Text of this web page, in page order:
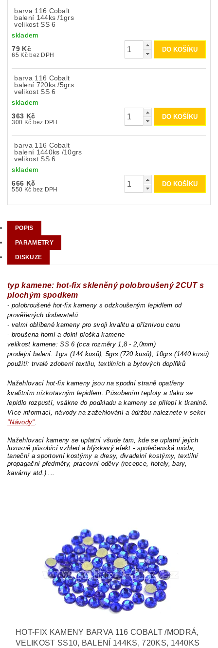
barva 116 Cobalt
balení 144ks /1grs
velikost SS 6
skladem
79 Kč
65 Kč bez DPH
barva 116 Cobalt
balení 720ks /5grs
velikost SS 6
skladem
363 Kč
300 Kč bez DPH
barva 116 Cobalt
balení 1440ks /10grs
velikost SS 6
skladem
666 Kč
550 Kč bez DPH
POPIS
PARAMETRY
DISKUZE
typ kamene: hot-fix skleněný polobroušený 2CUT s
plochým spodkem
- polobroušené hot-fix kameny s odzkoušeným lepidlem od
prověřených dodavatelů
- velmi oblíbené kameny pro svoji kvalitu a příznivou cenu
- broušena horní a dolní ploška kamene
velikost kamene: SS 6 (cca rozměry 1,8 - 2,0mm)
prodejní balení: 1grs (144 kusů), 5grs (720 kusů), 10grs (1440 kusů)
použití: trvalé zdobení textilu, textilních a bytových doplňků
Nažehlovací hot-fix kameny jsou na spodní straně opatřeny
kvalitním nízkotavným lepidlem. Působením teploty a tlaku se
lepidlo rozpustí, vsákne do podkladu a kameny se přilepí k tkanině.
Více informací, návody na zažehlování a údržbu naleznete v sekci
"Návody".
Nažehlovací kameny se uplatní všude tam, kde se uplatní jejich
luxusně působící vzhled a blýskavý efekt - společenská móda,
taneční a sportovní kostýmy a dresy, divadelní kostýmy, textilní
propagační předměty, pracovní oděvy (recepce, hotely, bary,
kavárny atd.) ...
HOT-FIX KAMENY BARVA 116 COBALT /MODRÁ,
VELIKOST SS10, BALENÍ 144KS, 720KS, 1440KS